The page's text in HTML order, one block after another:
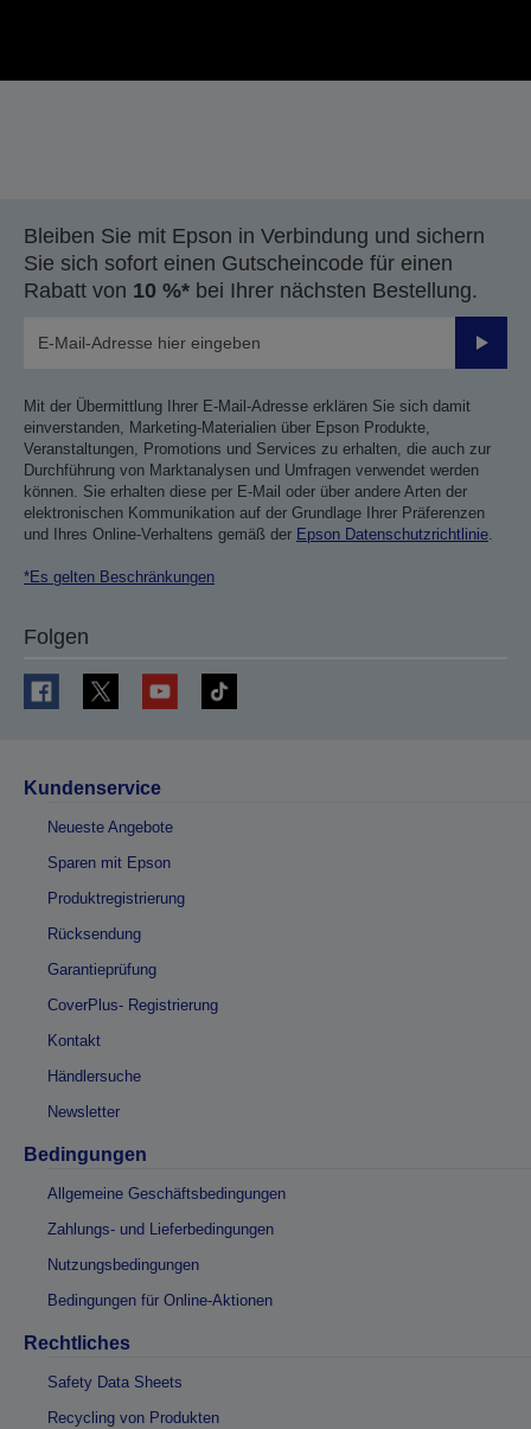
Bleiben Sie mit Epson in Verbindung und sichern
Sie sich sofort einen Gutscheincode für einen
Rabatt von 10 %* bei Ihrer nächsten Bestellung.
Mit der Übermittlung Ihrer E-Mail-Adresse erklären Sie sich damit
einverstanden, Marketing-Materialien über Epson Produkte,
Veranstaltungen, Promotions und Services zu erhalten, die auch zur
Durchführung von Marktanalysen und Umfragen verwendet werden
können. Sie erhalten diese per E-Mail oder über andere Arten der
elektronischen Kommunikation auf der Grundlage Ihrer Präferenzen
und Ihres Online-Verhaltens gemäß der Epson Datenschutzrichtlinie
*Es gelten Beschränkungen
Folgen
Kundenservice
Neueste Angebote
Sparen mit Epson
Produktregistrierung
Rücksendung
Garantieprüfung
CoverPlus- Registrierung
Kontakt
Händlersuche
Newsletter
Bedingungen
Allgemeine Geschäftsbedingungen
Zahlungs- und Lieferbedingungen
Nutzungsbedingungen
Bedingungen für Online-Aktionen
Rechtliches
Safety Data Sheets
Recycling von Produkten